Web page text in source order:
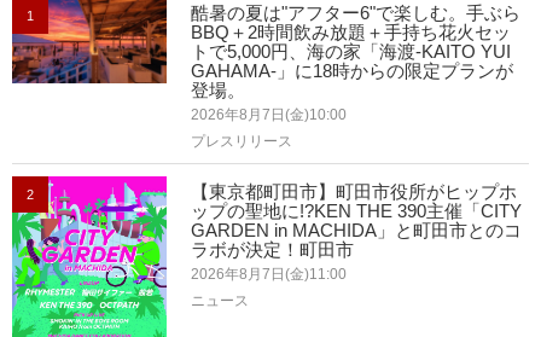
1
酷暑の夏は"アフター6"で楽しむ。手ぶら
BBQ＋2時間飲み放題＋手持ち花火セッ
トで5,000円、海の家「海渡-KAITO YUI
GAHAMA-」に18時からの限定プランが
登場。
2026年8月7日(金)10:00
プレスリリース
2
【東京都町田市】町田市役所がヒップホ
ップの聖地に!?KEN THE 390主催「CITY
GARDEN in MACHIDA」と町田市とのコ
ラボが決定！町田市
2026年8月7日(金)11:00
ニュース